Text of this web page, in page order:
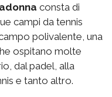
consta di
campi da tennis
polivalente, una
ospitano molte
dal padel, alla
e tanto altro.